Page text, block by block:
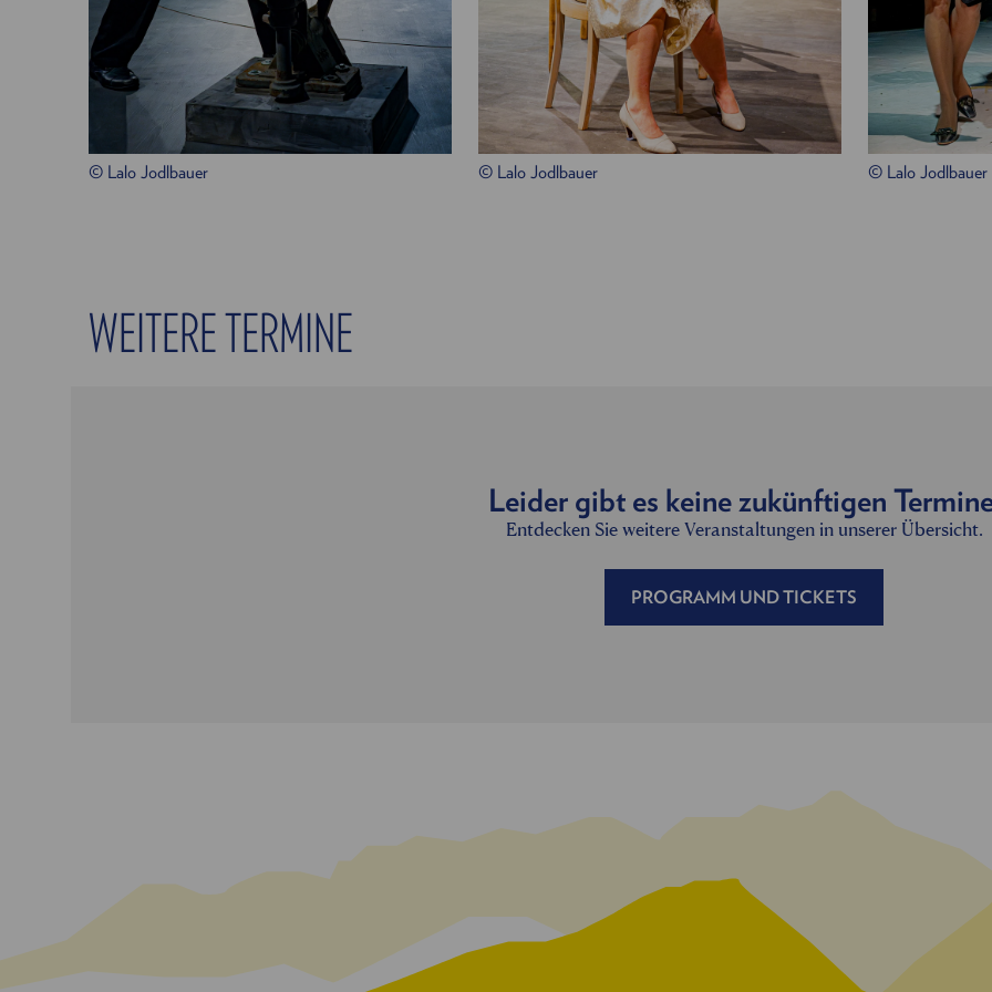
© Lalo Jodlbauer © Lalo Jodlbauer © Lalo Jodlbauer
WEITERE TERMINE
Leider gibt es keine zukünftigen
Entdecken Sie weitere Veranstaltungen in unserer Übersicht.
PROGRAMM UND TICKETS